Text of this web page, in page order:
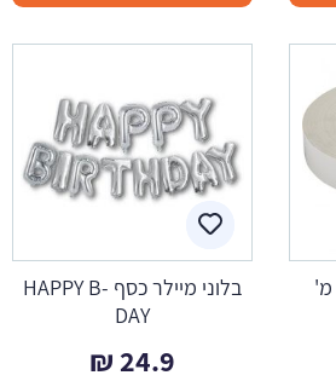
בלוני מיילר כסף HAPPY B-
DAY
24.9
₪